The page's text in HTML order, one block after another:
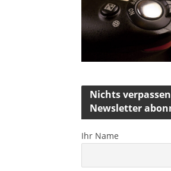
Nichts
Newsletter
Ihr Name